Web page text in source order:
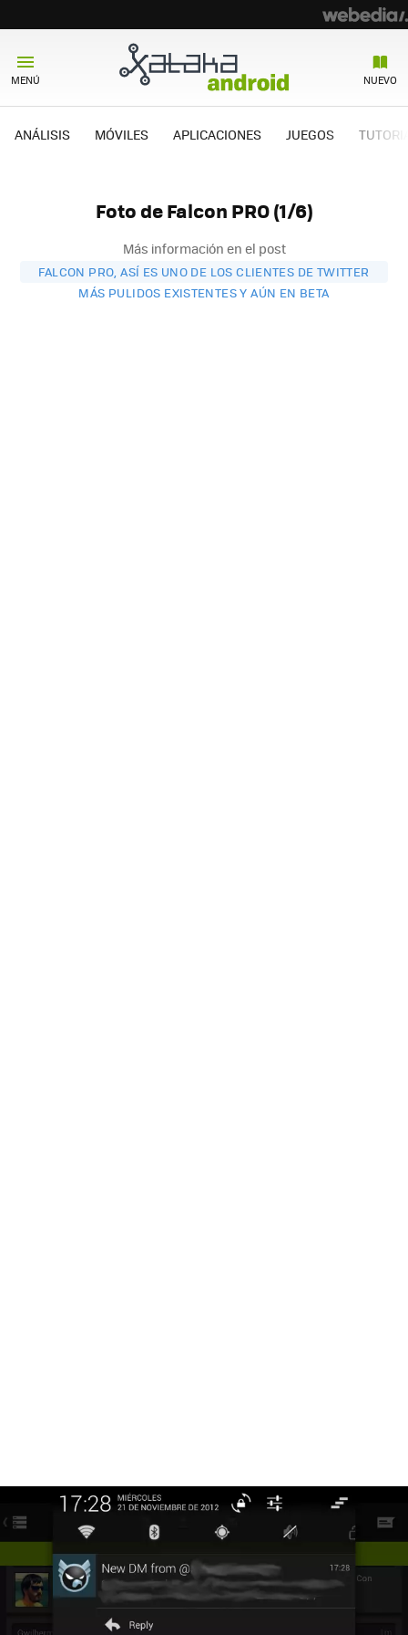
MENÚ NUEVO
ANÁLISIS MÓVILES APLICACIONES JUEGOS
Foto de Falcon PRO (1/6)
Más información en el post
FALCON PRO, ASÍ ES UNO DE LOS CLIENTES DE TWITTER
MÁS PULIDOS EXISTENTES Y AÚN EN BETA